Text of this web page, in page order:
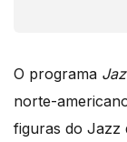
O programa
norte-
figuras do Jazz